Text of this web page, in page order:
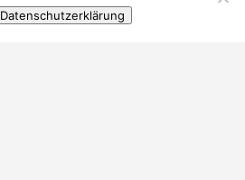
Datenschutzerklärung